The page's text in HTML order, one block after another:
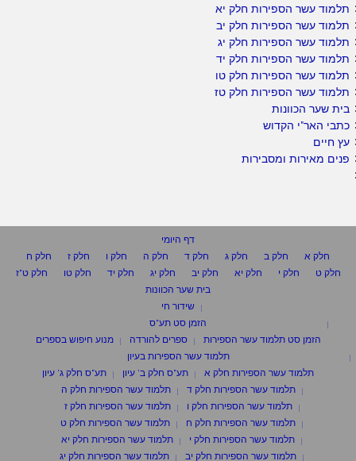
תלמוד עשר הספירות חלק יא
תלמוד עשר הספירות חלק יב
תלמוד עשר הספירות חלק יג
תלמוד עשר הספירות חלק יד
תלמוד עשר הספירות חלק טו
תלמוד עשר הספירות חלק טז
בית שער הכוונות
כתבי האר"י הקדוש
עץ חיים
פנים מאירות ומסבירות
דף היומי
חלק א
חלק ב חלק ג חלק ד חלק ה חלק ו חלק ז
חלק ח
חלק ט
חלק י חלק יא חלק יב חלק יג חלק יד חלק טו
חלק ט"ז
בית שער הכוונות
שידור חי
הזמן סט תע"ס
הזמן סט תלמוד עשר הספירות
ספרים להורדה
מנוע חיפוש בספרים
תלמוד עשר הספירות בעיון
תלמוד עשר הספירות חלק א
תע"ס חלק ב' עיון
תע"ס חלק ג' עיון
תלמוד עשר הספירות חלק ד
תלמוד עשר הספירות חלק ה
תלמוד עשר הספירות חלק ו
תלמוד עשר הספירות חלק ז
תלמוד עשר הספירות חלק ח
תלמוד עשר הספירות חלק ט
תלמוד עשר הספירות חלק י
תלמוד עשר הספירות חלק יא
תלמוד עשר הספירות חלק יב
תלמוד עשר הספירות חלק יג